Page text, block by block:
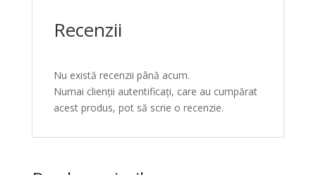
Recenzii
Nu există recenzii până acum.
Numai clienții autentificați, care au cumpărat
acest produs, pot să scrie o recenzie.